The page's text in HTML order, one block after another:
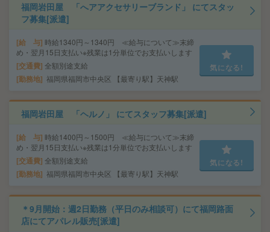
福岡岩田屋 「へアアクセサリーブランド」 にてスタッ
フ募集[派遣]
給 与 時給1340円～1340円 ≪給与について≫末締
め・翌月15日支払い※残業は1分単位でお支払いします
交通費 全額別途支給
勤務地 福岡県福岡市中央区 【最寄り駅】天神駅
気になる!
福岡岩田屋 「ヘルノ」 にてスタッフ募集[派遣]
給 与 時給1400円～1500円 ≪給与について≫末締
め・翌月15日支払い※残業は1分単位でお支払いします
交通費 全額別途支給
勤務地 福岡県福岡市中央区 【最寄り駅】天神駅
気になる!
＊9月開始：週2日勤務（平日のみ相談可）にて福岡路面
店にてアパレル販売[派遣]